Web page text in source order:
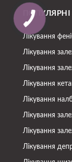
Лікування
Лікування
Лікування
Лікування
Лікування
Лікування
Лікування
Лікування